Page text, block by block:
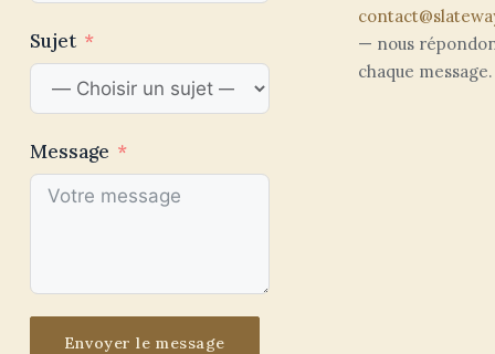
Sujet
Message
Envoyer le message
— nous
chaque message.